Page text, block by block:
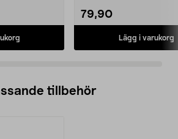
79,90
Lägg i varukorg
tillbehör